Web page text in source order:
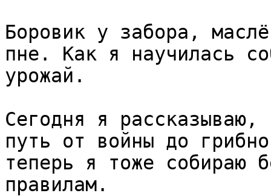
Боровик у забора,
пне. Как я научилась
урожай.
Сегодня я
путь от войны до
теперь я тоже собираю
правилам.